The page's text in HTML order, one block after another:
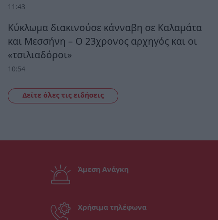
11:43
Κύκλωμα διακινούσε κάνναβη σε Καλαμάτα
και Μεσσήνη – Ο 23χρονος αρχηγός και οι
«τσιλιαδόροι»
10:54
Δείτε όλες τις ειδήσεις
Άμεση Ανάγκη
Χρήσιμα τηλέφωνα